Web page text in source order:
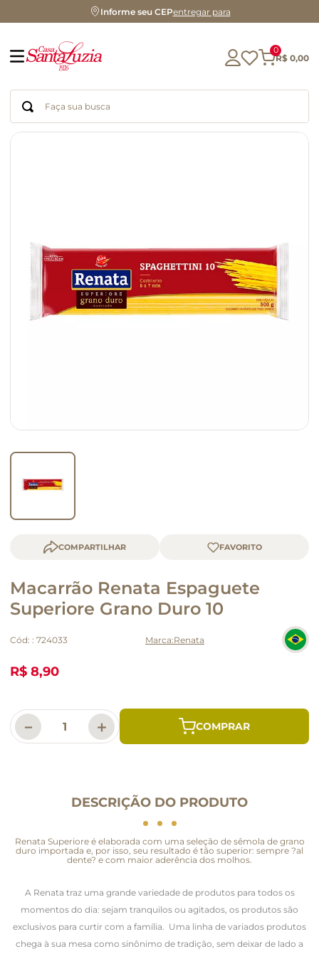
Informe seu CEPentregar para
0
R$ 0,00
Faça sua busca
COMPARTILHAR
Macarrão Renata Espaguete
Superiore Grano Duro 10
Cód: : 724033 Renata
R$ 8,90
＋
－
DESCRIÇÃO DO PRODUTO
Renata Superiore é elaborada com uma seleção de sêmola de grano
duro importada e, por isso, seu resultado é tão superior: sempre ?al
dente? e com maior aderência dos molhos.
A Renata traz uma grande variedade de produtos para todos os
momentos do dia: sejam tranquilos ou agitados, os produtos são
exclusivos para curtir com a família. Uma linha de variados produtos
chega à sua mesa como sinônimo de tradição, sem deixar de lado a
azeite
biscoito
cerveja
queijo